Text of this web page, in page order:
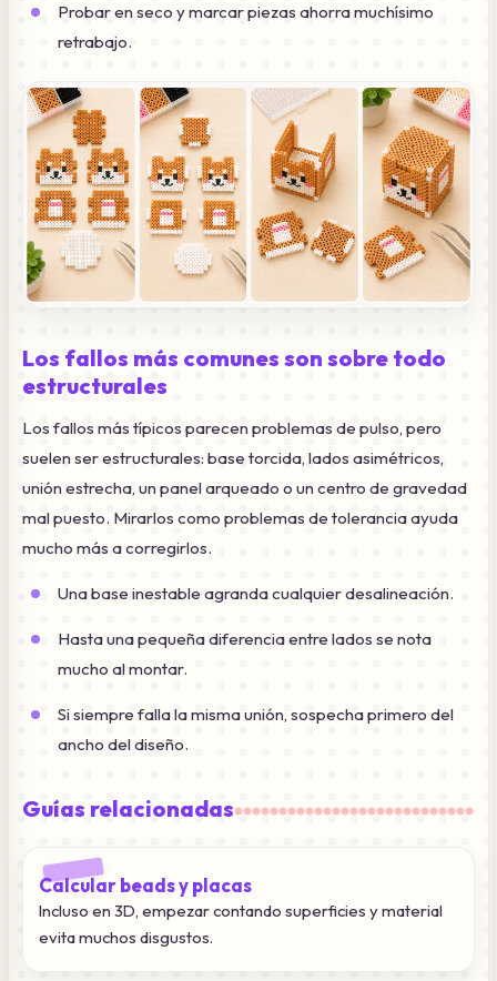
Probar en seco y marcar piezas ahorra muchísimo
retrabajo.
Los fallos más comunes son sobre todo
estructurales
Los fallos más típicos parecen problemas de pulso, pero
suelen ser estructurales: base torcida, lados asimétricos,
unión estrecha, un panel arqueado o un centro de gravedad
mal puesto. Mirarlos como problemas de tolerancia ayuda
mucho más a corregirlos.
Una base inestable agranda cualquier desalineación.
Hasta una pequeña diferencia entre lados se nota
mucho al montar.
Si siempre falla la misma unión, sospecha primero del
ancho del diseño.
Guías relacionadas
Calcular beads y placas
Incluso en 3D, empezar contando superficies y material
evita muchos disgustos.